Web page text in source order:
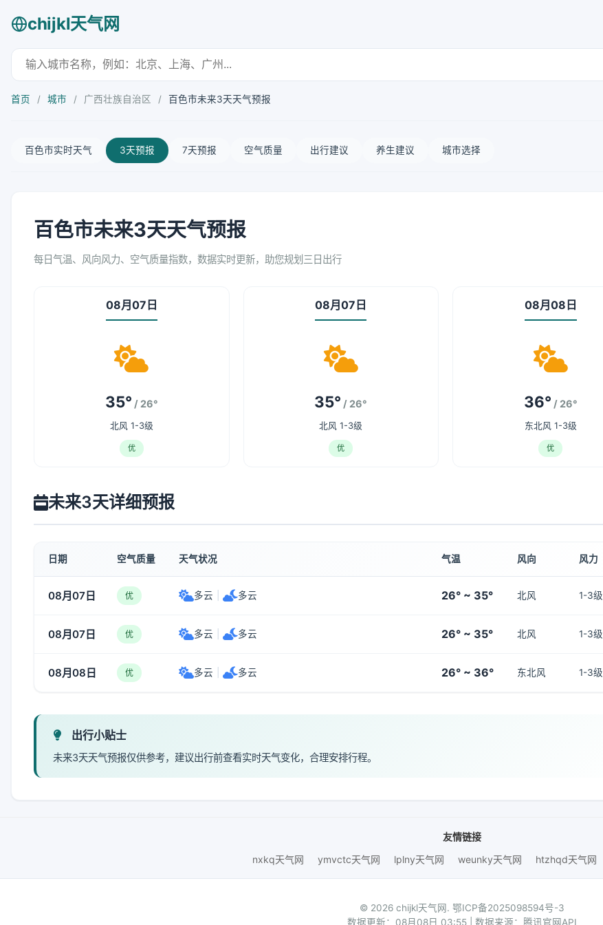
chijkl天气网
首页 / 城市 / 广西壮族自治区 / 百色市未来3天天气预报
百色市实时天气 3天预报 7天预报 空气质量 出行建议 养生建议 城市选择
百色市未来3天天气预报
每日气温、风向风力、空气质量指数，数据实时更新，助您规划三日出行
08月07日
35° / 26°
北风 1-3级
优
08月07日
35° / 26°
北风 1-3级
优
08月08日
36° / 26°
东北风 1-3级
优
未来3天详细预报
日期 空气质量 天气状况 气温 风向 风力
08月07日 优 多云 多云 26° ~ 35° 北风 1-3级
08月07日 优 多云 多云 26° ~ 35° 北风 1-3级
08月08日 优 多云 多云 26° ~ 36° 东北风 1-3级
出行小贴士
未来3天天气预报仅供参考，建议出行前查看实时天气变化，合理安排行程。
友情链接
nxkq天气网
ymvctc天气网 lplny天气网 weunky天气网 htzhqd天气网
© 2026 chijkl天气网. 鄂ICP备2025098594号-3
数据更新：08月08日 03:55 | 数据来源：腾讯官网API